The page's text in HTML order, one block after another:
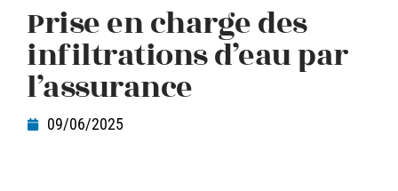
Prise en charge des
infiltrations d’eau par
l’assurance
09/06/2025